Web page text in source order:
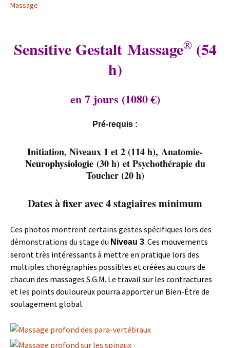
Massage
Sensitive Gestalt Massage® (54
h)
en 7 jours (1080 €)
Pré-requis :
Initiation, Niveaux 1 et 2 (114 h), Anatomie-
Neurophysiologie (30 h) et Psychothérapie du
Toucher (20 h)
Dates à fixer avec 4 stagiaires minimum
Ces photos montrent certains gestes spécifiques lors des
démonstrations du stage du Niveau 3. Ces mouvements
seront très intéressants à mettre en pratique lors des
multiples chorégraphies possibles et créées au cours de
chacun des massages S.G.M. Le travail sur les contractures
et les points douloureux pourra apporter un Bien-Être de
soulagement global.